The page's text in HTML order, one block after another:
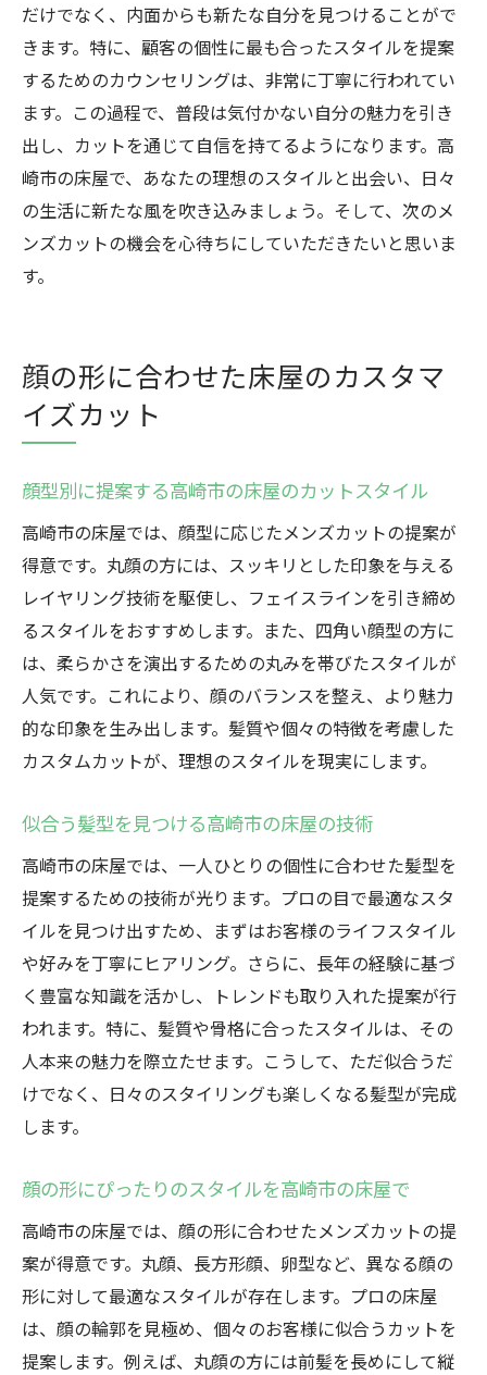
だけでなく、内面からも新たな自分を見つけることがで
きます。特に、顧客の個性に最も合ったスタイルを提案
するためのカウンセリングは、非常に丁寧に行われてい
ます。この過程で、普段は気付かない自分の魅力を引き
出し、カットを通じて自信を持てるようになります。高
崎市の床屋で、あなたの理想のスタイルと出会い、日々
の生活に新たな風を吹き込みましょう。そして、次のメ
ンズカットの機会を心待ちにしていただきたいと思いま
す。
顔の形に合わせた床屋のカスタマ
イズカット
顔型別に提案する高崎市の床屋のカットスタイル
高崎市の床屋では、顔型に応じたメンズカットの提案が
得意です。丸顔の方には、スッキリとした印象を与える
レイヤリング技術を駆使し、フェイスラインを引き締め
るスタイルをおすすめします。また、四角い顔型の方に
は、柔らかさを演出するための丸みを帯びたスタイルが
人気です。これにより、顔のバランスを整え、より魅力
的な印象を生み出します。髪質や個々の特徴を考慮した
カスタムカットが、理想のスタイルを現実にします。
似合う髪型を見つける高崎市の床屋の技術
高崎市の床屋では、一人ひとりの個性に合わせた髪型を
提案するための技術が光ります。プロの目で最適なスタ
イルを見つけ出すため、まずはお客様のライフスタイル
や好みを丁寧にヒアリング。さらに、長年の経験に基づ
く豊富な知識を活かし、トレンドも取り入れた提案が行
われます。特に、髪質や骨格に合ったスタイルは、その
人本来の魅力を際立たせます。こうして、ただ似合うだ
けでなく、日々のスタイリングも楽しくなる髪型が完成
します。
顔の形にぴったりのスタイルを高崎市の床屋で
高崎市の床屋では、顔の形に合わせたメンズカットの提
案が得意です。丸顔、長方形顔、卵型など、異なる顔の
形に対して最適なスタイルが存在します。プロの床屋
は、顔の輪郭を見極め、個々のお客様に似合うカットを
提案します。例えば、丸顔の方には前髪を長めにして縦